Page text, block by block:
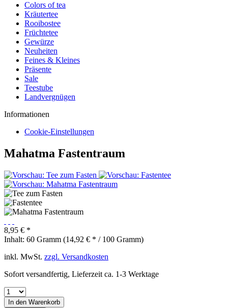
Colors of tea
Kräutertee
Rooibostee
Früchtetee
Gewürze
Neuheiten
Feines & Kleines
Präsente
Sale
Teestube
Landvergnügen
Informationen
Cookie-Einstellungen
Mahatma Fastentraum
8,95 € *
Inhalt: 60 Gramm (14,92 € * / 100 Gramm)
inkl. MwSt. zzgl. Versandkosten
Sofort versandfertig, Lieferzeit ca. 1-3 Werktage
In den Warenkorb